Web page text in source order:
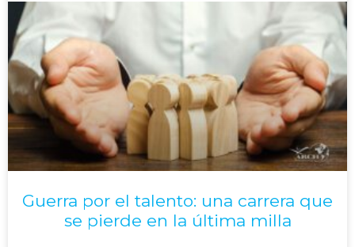
Guerra por el talento: una carrera que
se pierde en la última milla